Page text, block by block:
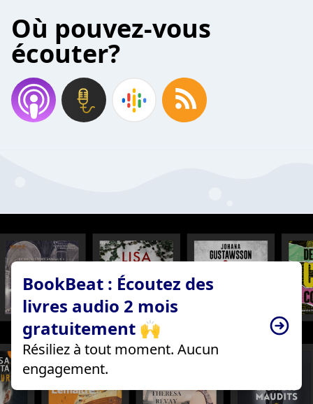
Où pouvez-vous
écouter?
BookBeat : Écoutez des
livres audio 2 mois
gratuitement 🙌
Résiliez à tout moment. Aucun
engagement.